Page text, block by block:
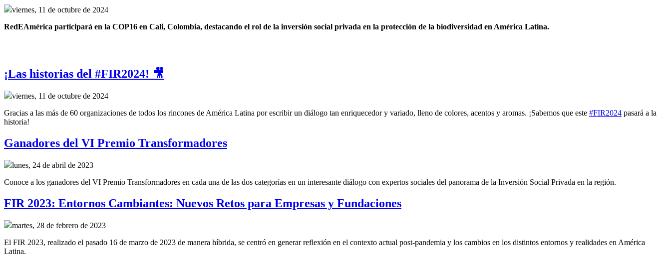
viernes, 11 de octubre de 2024
RedEAmérica participará en la COP16 en Cali, Colombia, destacando el rol de la inversión social privada en la protección de la biodiversidad en América Latina.
¡Las historias del #FIR2024! 🎥
viernes, 11 de octubre de 2024
Gracias a las más de 60 organizaciones de todos los rincones de América Latina por escribir un diálogo tan enriquecedor y variado, lleno de colores, acentos y aromas. ¡Sabemos que este #FIR2024 pasará a la
historia!
Ganadores del VI Premio Transformadores
lunes, 24 de abril de 2023
Conoce a los ganadores del VI Premio Transformadores en cada una de las dos categorías en un interesante diálogo con expertos sociales del panorama de la Inversión Social Privada en la región.
FIR 2023: Entornos Cambiantes: Nuevos Retos para Empresas y Fundaciones
martes, 28 de febrero de 2023
El FIR 2023, realizado el pasado 16 de marzo de 2023 de manera híbrida, se centró en generar reflexión en el contexto actual post-pandemia y los cambios en los distintos entornos y realidades en América
Latina.